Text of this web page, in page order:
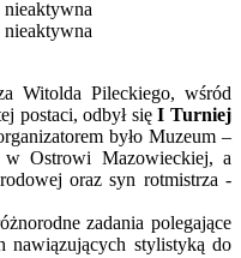
Witolda Pileckiego, wśród
postaci, odbył sięI Turniej
było Muzeum –
Ostrowi Mazowieckiej, a
oraz syn rotmistrza -
zadania polegające
nawiązujących stylistyką do